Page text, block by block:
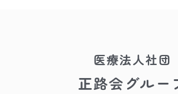
医療法人社団
正路会グルー